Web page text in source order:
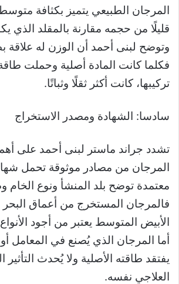
المرجان الطبيعي يتميز بكثافة
قليلًا من حجمه مقارنة بالمقلد الذي
وتوضح لبنى أحمد أن الوزن له علاقة
فكلما كانت المادة أصلية وحملت
تركيبها، كانت أكثر ثقلًا وثباتًا.
سادسا: الشهادة ومصدر الاستخراج
تشدد جراند ماستر لبنى أحمد على
المرجان من مصادر موثوقة تحمل
معتمدة توضح بلد المنشأ ونوع الخام
فالمرجان المستخرج من أعماق البحر
الأبيض المتوسط يعتبر من أجود
أما المرجان الذي يُصنع في المعامل
يفتقد طاقته الأصلية ولا يُحدث التأثير
العلاجي نفسه.